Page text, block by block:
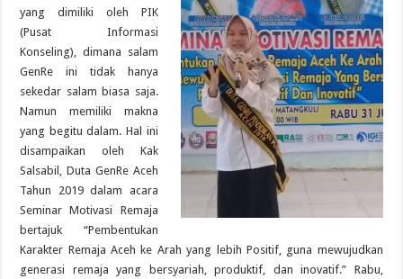
yang dimiliki oleh PIK
(Pusat Informasi
Konseling), dimana salam
GenRe ini tidak hanya
sekedar salam biasa saja.
Namun memiliki makna
yang begitu dalam. Hal ini
disampaikan oleh Kak
Salsabil, Duta GenRe Aceh
Tahun 2019 dalam acara
Seminar Motivasi Remaja
bertajuk “Pembentukan
Karakter Remaja Aceh ke Arah yang lebih Positif, guna mewujudkan
generasi remaja yang bersyariah, produktif, dan inovatif.” Rabu,